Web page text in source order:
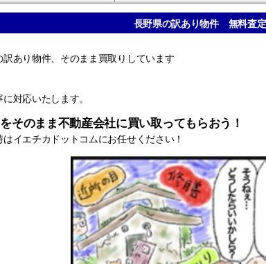
長野県の訳あり物件 無料査定
訳あり物件、そのまま買取りしています
対応いたします。
そのまま不動産会社に買い取ってもらおう！
はイエチカドットコムにお任せください！